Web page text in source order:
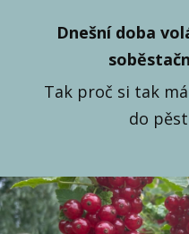
Dnešní doba
Tak proč si tak
do